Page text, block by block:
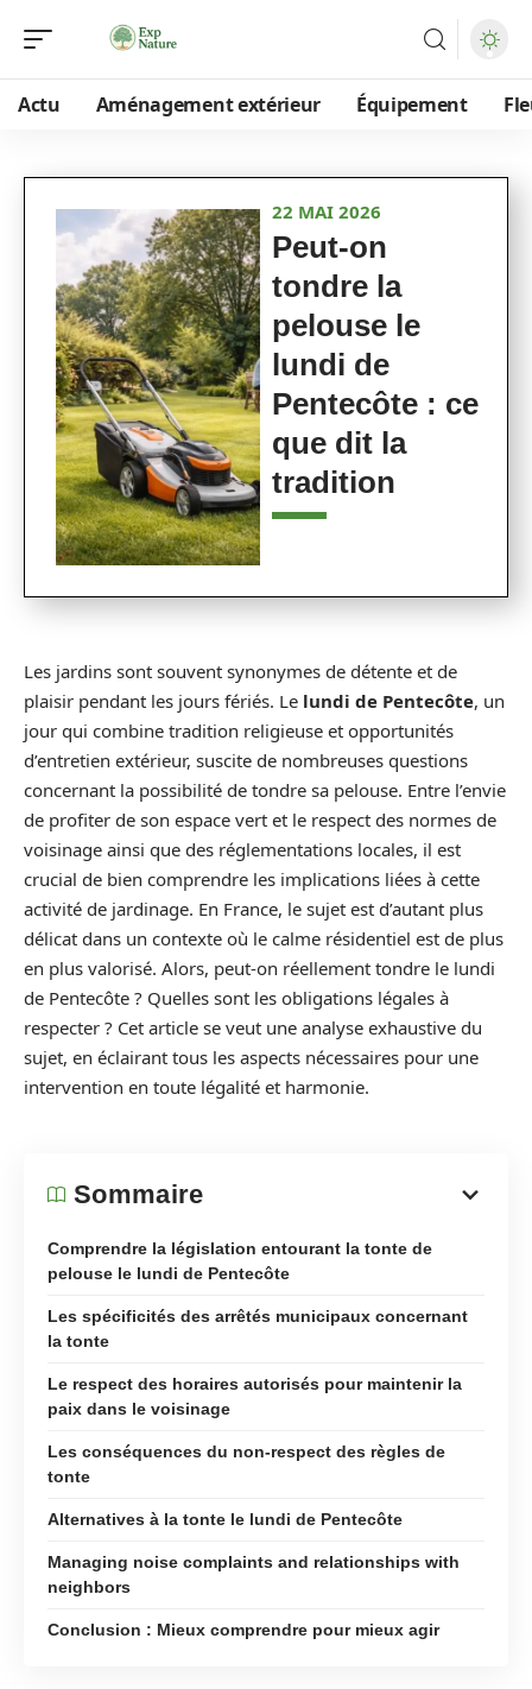
Actu Aménagement extérieur Équipement
22 MAI 2026
Peut-on
tondre la
pelouse le
lundi de
Pentecôte : ce
que dit la
tradition
Les jardins sont souvent synonymes de détente et de
plaisir pendant les jours fériés. Le lundi de Pentecôte, un
jour qui combine tradition religieuse et opportunités
d’entretien extérieur, suscite de nombreuses questions
concernant la possibilité de tondre sa pelouse. Entre l’envie
de profiter de son espace vert et le respect des normes de
voisinage ainsi que des réglementations locales, il est
crucial de bien comprendre les implications liées à cette
activité de jardinage. En France, le sujet est d’autant plus
délicat dans un contexte où le calme résidentiel est de plus
en plus valorisé. Alors, peut-on réellement tondre le lundi
de Pentecôte ? Quelles sont les obligations légales à
respecter ? Cet article se veut une analyse exhaustive du
sujet, en éclairant tous les aspects nécessaires pour une
intervention en toute légalité et harmonie.
Sommaire
Comprendre la législation entourant la tonte de
pelouse le lundi de Pentecôte
Les spécificités des arrêtés municipaux concernant
la tonte
Le respect des horaires autorisés pour maintenir la
paix dans le voisinage
Les conséquences du non-respect des règles de
tonte
Alternatives à la tonte le lundi de Pentecôte
Managing noise complaints and relationships with
neighbors
Conclusion : Mieux comprendre pour mieux agir